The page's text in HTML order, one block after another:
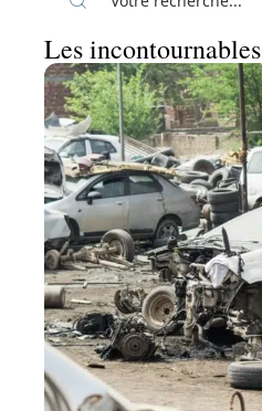
Les incontournables